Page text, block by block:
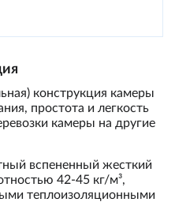
конструкция камеры
простота и легкость
камеры на другие
вспененный жесткий
42-45 кг/м³,
теплоизоляционными